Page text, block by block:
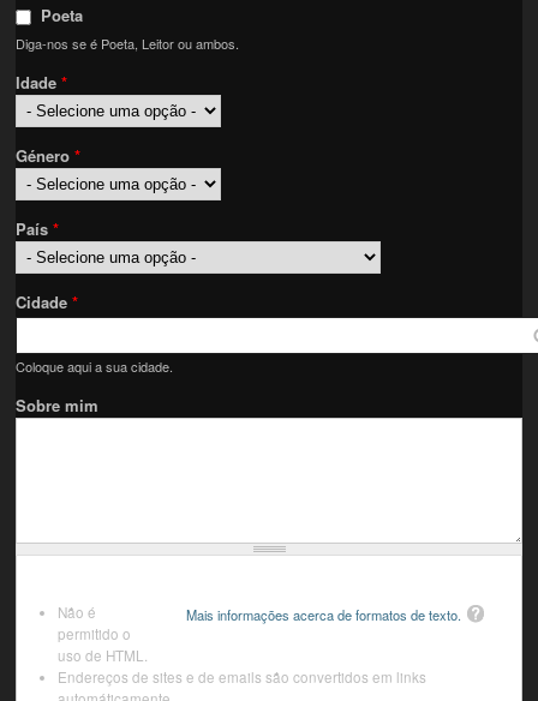
Poeta
Diga-nos se é Poeta, Leitor ou ambos.
Idade*
Género*
País*
Cidade*
Coloque aqui a sua cidade.
Sobre mim
Mais informações acerca de formatos de texto.
Não é
permitido o
uso de HTML.
Endereços de sites e de emails são convertidos em links